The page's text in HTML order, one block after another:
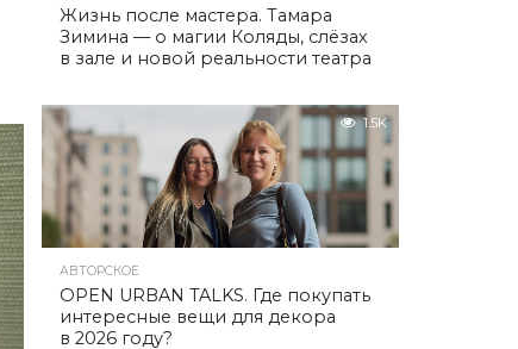
Жизнь после мастера. Тамара
Зимина — о магии Коляды, слёзах
в зале и новой реальности театра
1.5K
АВТОРСКОЕ
OPEN URBAN TALKS. Где покупать
интересные вещи для декора
в 2026 году?